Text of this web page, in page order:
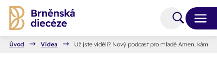
Úvod Videa Už jste viděli? Nový podcast pro mladé Amen, kámo!